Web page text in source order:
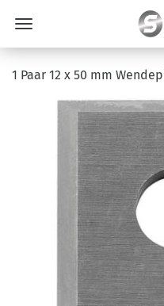
1 Paar 12 x 50 mm